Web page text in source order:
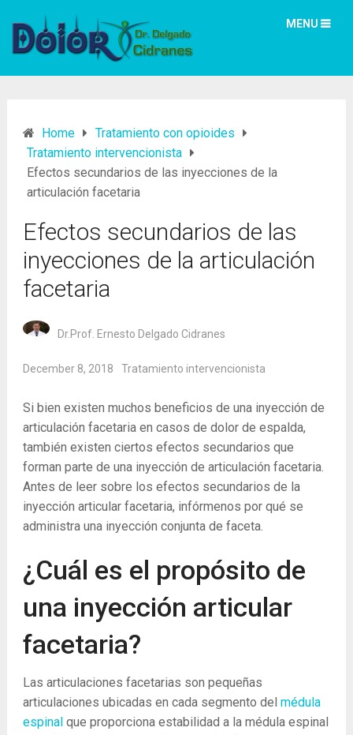
MENU
Home
Tratamiento con opioides
Tratamiento intervencionista
Efectos secundarios de las inyecciones de la
articulación facetaria
Efectos secundarios de las
inyecciones de la articulación
facetaria
Dr.Prof. Ernesto Delgado Cidranes
December 8, 2018 Tratamiento intervencionista
Si bien existen muchos beneficios de una inyección de
articulación facetaria en casos de dolor de espalda,
también existen ciertos efectos secundarios que
forman parte de una inyección de articulación facetaria.
Antes de leer sobre los efectos secundarios de la
inyección articular facetaria, infórmenos por qué se
administra una inyección conjunta de faceta.
¿Cuál es el propósito de
una inyección articular
facetaria?
Las articulaciones facetarias son pequeñas
articulaciones ubicadas en cada segmento del médula
espinal que proporciona estabilidad a la médula espinal